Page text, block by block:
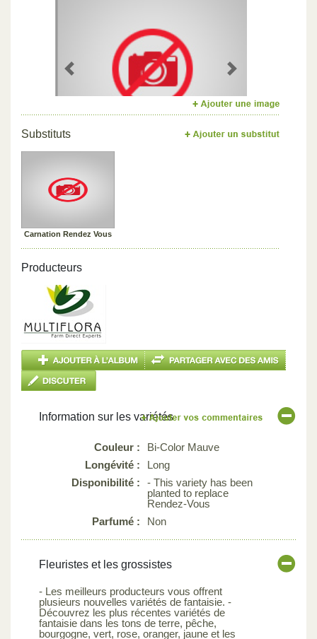
Previous Next
Substituts
Carnation Rendez Vous
Producteurs
Information sur les variétés
Couleur :
Bi-Color Mauve
Longévité :
Long
Disponibilité :
- This variety has been
planted to replace
Rendez-Vous
Parfumé :
Non
Fleuristes et les grossistes
- Les meilleurs producteurs vous offrent
plusieurs nouvelles variétés de fantaisie. -
Découvrez les plus récentes variétés de
fantaisie dans les tons de terre, pêche,
bourgogne, vert, rose, oranger, jaune et les